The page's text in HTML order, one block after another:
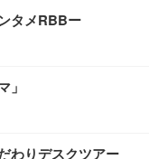
タメRBBー
」
わりデスクツアー